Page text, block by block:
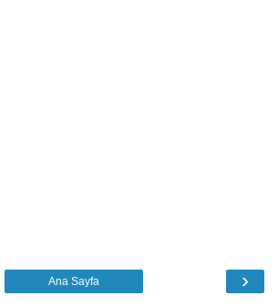
›
Ana Sayfa